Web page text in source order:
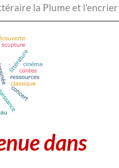
Le Magazine Le Boudoir littéraire la
dans